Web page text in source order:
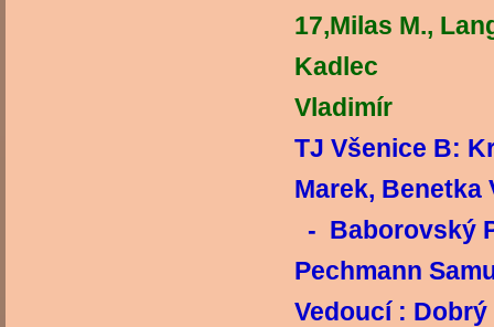
17,Milas
Kadlec
TJ Všenice B:
Marek, Benetka
- Baborovský
Vedoucí : Dobrý